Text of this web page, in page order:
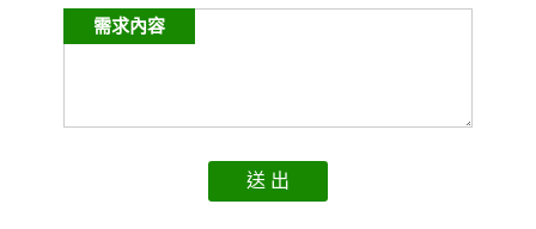
需求內容